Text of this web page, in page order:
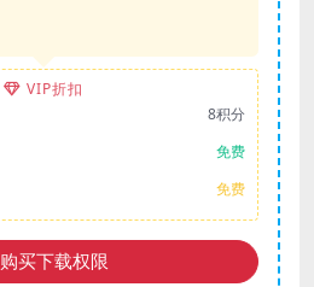
VIP折扣
8积分
免费
免费
购买下载权限